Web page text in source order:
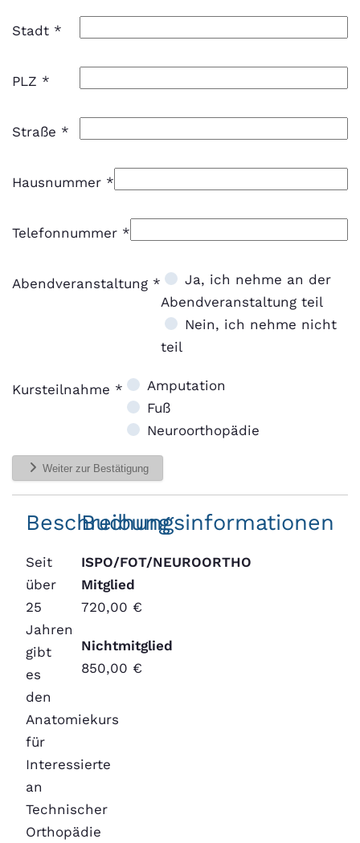
Stadt *
PLZ *
Straße *
Hausnummer *
Telefonnummer *
Abendveranstaltung * Abendveranstaltung
Ja, ich nehme an der
Abendveranstaltung teil
Nein, ich nehme nicht
teil
Kursteilnahme * Kursteilnahme
Amputation
Fuß
Neuroorthopädie
Weiter zur Bestätigung
Beschreibung
Seit
über
25
Jahren
gibt
es
den
Anatomiekurs
für
Interessierte
an
Technischer
Orthopädie
Buchungsinformationen
ISPO/FOT/NEUROORTHO
Mitglied
720,00 €
Nichtmitglied
850,00 €